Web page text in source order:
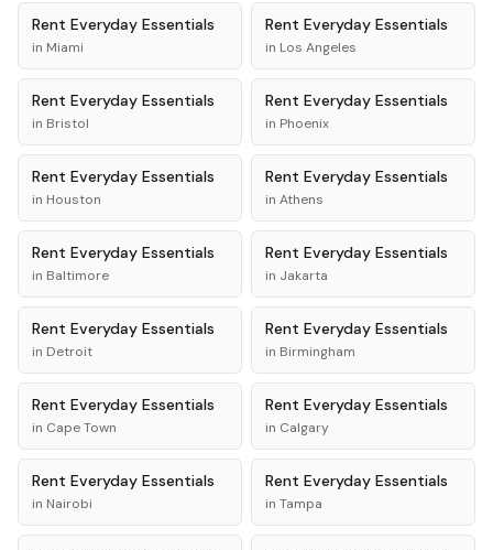
Rent Everyday Essentials
in Miami
Rent Everyday Essentials
in Los Angeles
Rent Everyday Essentials
in Bristol
Rent Everyday Essentials
in Phoenix
Rent Everyday Essentials
in Houston
Rent Everyday Essentials
in Athens
Rent Everyday Essentials
in Baltimore
Rent Everyday Essentials
in Jakarta
Rent Everyday Essentials
in Detroit
Rent Everyday Essentials
in Birmingham
Rent Everyday Essentials
in Cape Town
Rent Everyday Essentials
in Calgary
Rent Everyday Essentials
in Nairobi
Rent Everyday Essentials
in Tampa